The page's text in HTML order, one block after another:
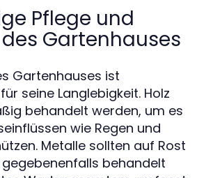
Pflege und
Gartenhauses
Gartenhauses ist
seine Langlebigkeit. Holz
behandelt werden, um es
wie Regen und
Metalle sollten auf Rost
behandelt